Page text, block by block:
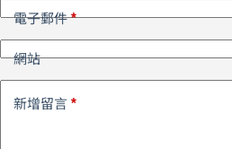
電子郵件*
網站
新增留言 *